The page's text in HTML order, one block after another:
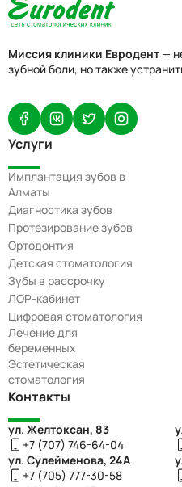
Миссия клиники Евродент—
зубной боли, но также
Услуги
Имплантация зубов в
Алматы
Диагностика зубов
Протезирование зубов
Ортодонтия
Детская стоматология
Зубы в рассрочку
ЛОР-кабинет
Цифровая стоматология
Лечение для
беременных
Эстетическая
стоматология
Контакты
ул. Желтоксан, 83
+7 (707) 746-64-04
ул. Сулейменова, 24А
+7 (705) 777-30-58